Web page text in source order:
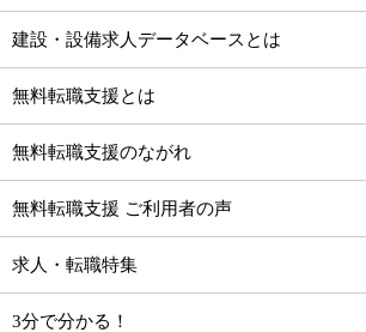
建設・設備求人データベースとは
無料転職支援とは
無料転職支援のながれ
無料転職支援 ご利用者の声
求人・転職特集
3分で分かる！